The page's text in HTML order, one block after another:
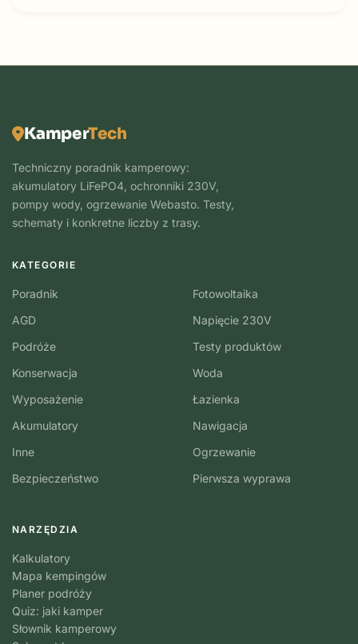
KamperTech
Techniczny poradnik kamperowy:
akumulatory LiFePO4, ochronniki 230V,
pompy wody, ogrzewanie Webasto. Testy,
schematy i konkretne liczby z trasy.
KATEGORIE
Poradnik
AGD
Podróże
Konserwacja
Wyposażenie
Akumulatory
Inne
Bezpieczeństwo
Fotowoltaika
Napięcie 230V
Testy produktów
Woda
Łazienka
Nawigacja
Ogrzewanie
Pierwsza wyprawa
NARZĘDZIA
Kalkulatory
Mapa kempingów
Planer podróży
Quiz: jaki kamper
Słownik kamperowy